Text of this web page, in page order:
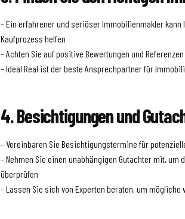
– Ein erfahrener und seriöser Immobilienmakler kann
Kaufprozess helfen
– Achten Sie auf positive Bewertungen und Referenzen
– Ideal Real ist der beste Ansprechpartner für
4. Besichtigungen und
– Vereinbaren Sie Besichtigungstermine für
– Nehmen Sie einen unabhängigen Gutachter mit, um
überprüfen
– Lassen Sie sich von Experten beraten, um mögliche